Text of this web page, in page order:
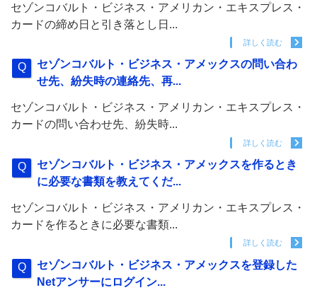
セゾンコバルト・ビジネス・アメリカン・エキスプレス・
カードの締め日と引き落とし日...
詳しく読む
セゾンコバルト・ビジネス・アメックスの問い合わ
せ先、紛失時の連絡先、再...
セゾンコバルト・ビジネス・アメリカン・エキスプレス・
カードの問い合わせ先、紛失時...
詳しく読む
セゾンコバルト・ビジネス・アメックスを作るとき
に必要な書類を教えてくだ...
セゾンコバルト・ビジネス・アメリカン・エキスプレス・
カードを作るときに必要な書類...
詳しく読む
セゾンコバルト・ビジネス・アメックスを登録した
Netアンサーにログイン...